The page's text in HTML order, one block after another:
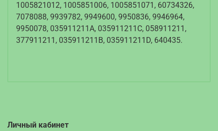
1005821012, 1005851006, 1005851071, 60734326,
7078088, 9939782, 9949600, 9950836, 9946964,
9950078, 035911211A, 035911211C, 058911211,
377911211, 035911211B, 035911211D, 640435.
Личный кабинет